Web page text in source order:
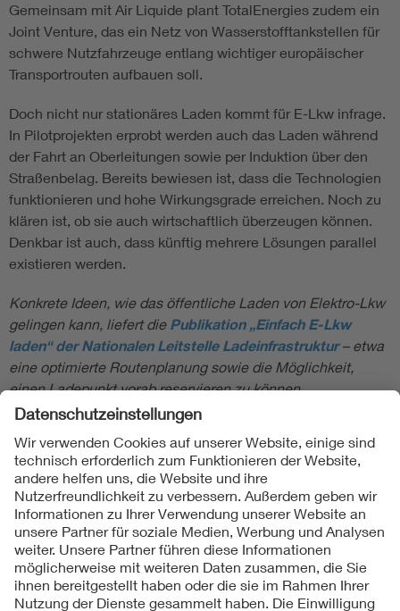
Gemeinsam mit Air Liquide plant TotalEnergies zudem ein
Joint Venture, das ein Netz von Wasserstofftankstellen für
schwere Nutzfahrzeuge entlang wichtiger europäischer
Transportrouten aufbauen soll.
Doch nicht nur stationäres Laden kommt für E-Lkw infrage.
In Pilotprojekten erprobt werden auch das Laden während
der Fahrt an Oberleitungen sowie per Induktion über den
Straßenbelag. Bereits bewiesen ist, dass die Technologien
funktionieren und hohe Wirkungsgrade erreichen. Noch zu
klären ist, ob sie auch wirtschaftlich überzeugen können.
Denkbar ist auch, dass künftig mehrere Lösungen parallel
existieren werden.
Konkrete Ideen, wie das öffentliche Laden von Elektro-Lkw
gelingen kann, liefert die Publikation „Einfach E-Lkw
laden“ der Nationalen Leitstelle Ladeinfrastruktur– etwa
eine optimierte Routenplanung sowie die Möglichkeit,
einen Ladepunkt vorab reservieren zu können.
Folgen Sie uns